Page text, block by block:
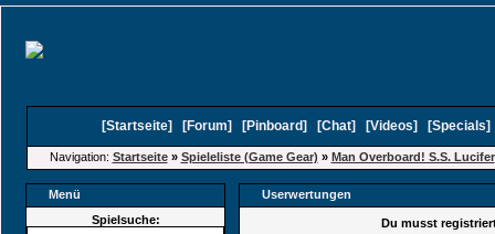
[Startseite] [Forum] [Pinboard] [Chat] [Videos] [Specials
Navigation: Startseite» Spieleliste (Game Gear) » Man Overboard! S.S. Lucifer
Menü
Userwertungen
Spielsuche:
Du musst